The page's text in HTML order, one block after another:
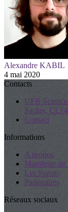
Alexandre KABIL
4 mai 2020
Contacts
UFR
Saclay,
Contact
Informations
A propos
Manifeste
Les Statuts
Partenaires
Réseaux sociaux